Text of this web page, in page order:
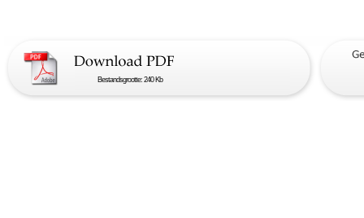
Bestandsgrootte: 240 Kb